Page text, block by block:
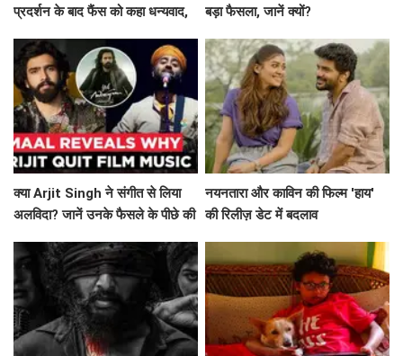
प्रदर्शन के बाद फैंस को कहा धन्यवाद,
बड़ा फैसला, जानें क्यों?
क्या Arjit Singh ने संगीत से लिया
अलविदा? जानें उनके फैसले के पीछे की
नयनतारा और काविन की फिल्म 'हाय'
की रिलीज़ डेट में बदलाव